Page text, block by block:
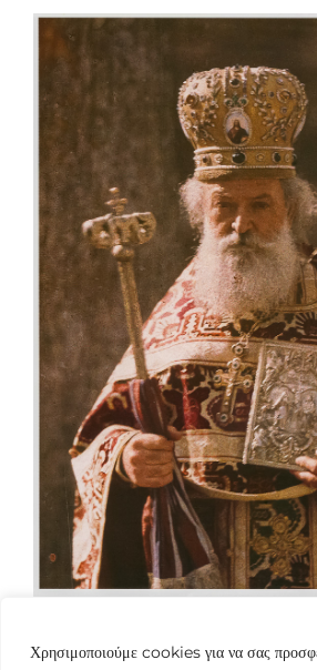
Χρησιμοποιούμε cookies για να σας